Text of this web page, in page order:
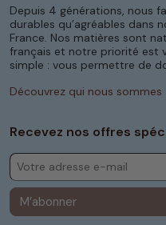
Depuis 4 générations, nous
durables qu’agréables dans
France. Nos matières sont
français et notre priorité est
simple : vous permettre de
Découvrez qui nous sommes
Recevez nos offres
M’abonner